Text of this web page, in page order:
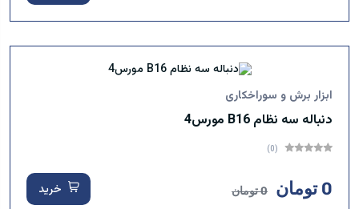
ابزار برش و سوراخکاری
دنباله سه نظام B16 مورس4
(0)
0 تومان 0 تومان خرید